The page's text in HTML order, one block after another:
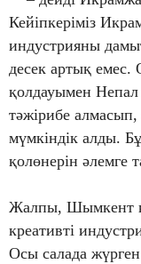
Кейіпкеріміз
индустрияны
десек артық
қолдауымен
тәжірибе алмасып,
мүмкіндік алды.
қолөнерін әлемге
Жалпы, Шымкент
креативті
Осы салада